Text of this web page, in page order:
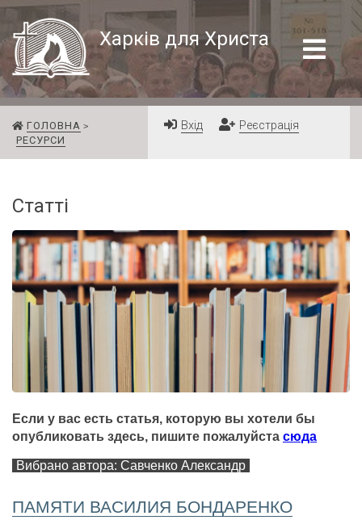
Харків для Христа
ГОЛОВНА
РЕСУРСИ
Вхід Реєстрація
Статті
Если у вас есть статья, которую вы хотели бы
опубликовать здесь, пишите пожалуйста сюда
Вибрано автора: Савченко Александр
ПАМЯТИ ВАСИЛИЯ БОНДАРЕНКО